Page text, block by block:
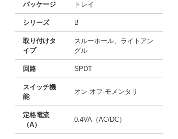
パッケージ トレイ
シリーズ B
取り付けタ
イプ
スルーホール、ライトアン
グル
回路 SPDT
スイッチ機
能
オン-オフ-モメンタリ
定格電流
（A）
0.4VA（AC/DC）